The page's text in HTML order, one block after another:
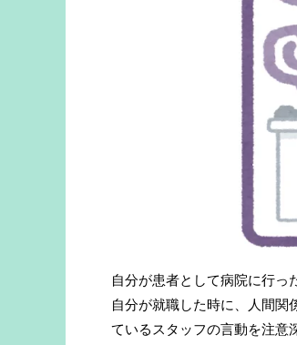
自分が患者として病院に行っ
自分が就職した時に、人間
ているスタッフの言動を注意